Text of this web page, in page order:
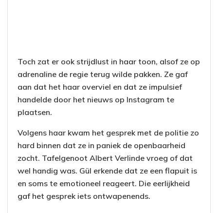
Toch zat er ook strijdlust in haar toon, alsof ze op
adrenaline de regie terug wilde pakken. Ze gaf
aan dat het haar overviel en dat ze impulsief
handelde door het nieuws op Instagram te
plaatsen.
Volgens haar kwam het gesprek met de politie zo
hard binnen dat ze in paniek de openbaarheid
zocht. Tafelgenoot Albert Verlinde vroeg of dat
wel handig was. Gül erkende dat ze een flapuit is
en soms te emotioneel reageert. Die eerlijkheid
gaf het gesprek iets ontwapenends.